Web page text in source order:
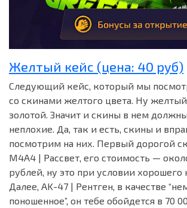
Желтый кейс (цена: 40 руб)
Следующий кейс, который мы
со скинами желтого цвета. Ну
золотой. Значит и скины в нем
неплохие. Да, так и есть, скины и
посмотрим на них. Первый дорогой
M4A4 | Рассвет, его стоимость —
рублей, ну это при условии хорошего
Далее, AK-47 | Рентген, в качестве
поношенное”, он тебе обойдется в 70